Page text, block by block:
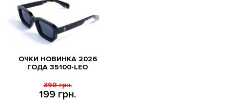
ОЧКИ НОВИНКА 2026
ГОДА 35100-LEO
199 грн.
398 грн.